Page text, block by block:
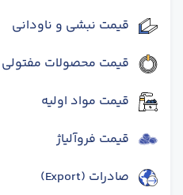
قیمت نبشی و ناودانی
قیمت محصولات مفتولی
قیمت مواد اولیه
قیمت فروآلیاژ
صادرات (Export)